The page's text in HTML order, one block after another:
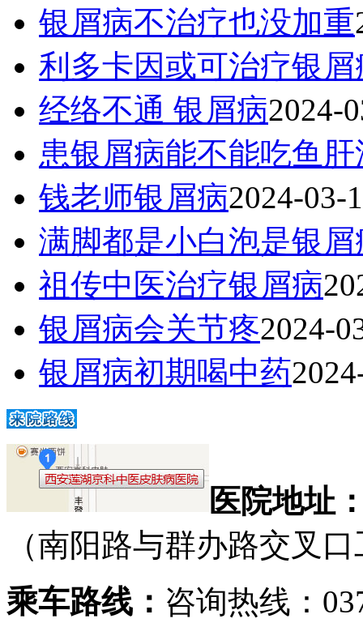
银屑病不治疗也没加重
利多卡因或可治疗银屑
经络不通 银屑病2024-
患银屑病能不能吃鱼肝
钱老师银屑病2024-03-
满脚都是小白泡是银屑
祖传中医治疗银屑病
银屑病会关节疼2024-
银屑病初期喝中药
医院地址
（南阳路与群办路交叉
乘车路线： 咨询热线：